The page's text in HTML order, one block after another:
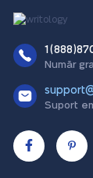
Număr
Suport